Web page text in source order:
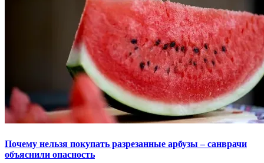
Почему нельзя покупать разрезанные арбузы – санврачи
объяснили опасность